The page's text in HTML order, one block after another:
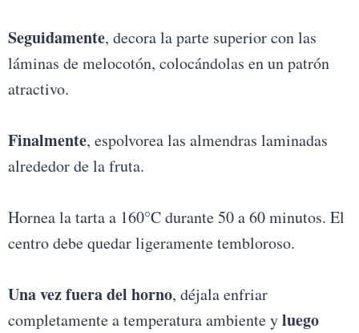
Seguidamente, decora la parte superior con las
láminas de melocotón, colocándolas en un patrón
atractivo.
Finalmente, espolvorea las almendras laminadas
alrededor de la fruta.
Hornea la tarta a 160°C durante 50 a 60 minutos. El
centro debe quedar ligeramente tembloroso.
Una vez fuera del horno, déjala enfriar
completamente a temperatura ambiente yluego